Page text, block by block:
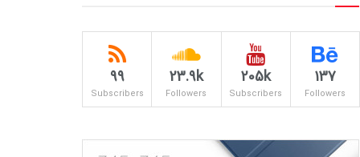
137
Followers
205k
Subscribers
23.9k
Followers
99
Subscribers